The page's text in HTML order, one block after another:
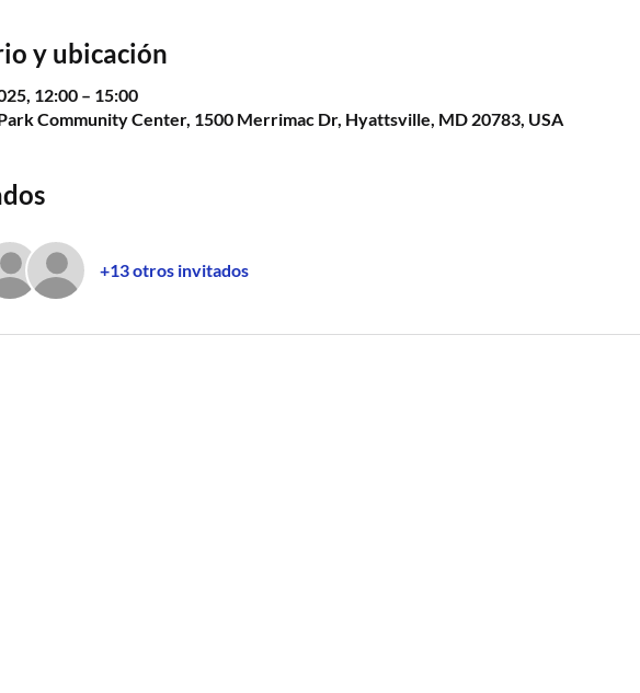
y ubicación
12:00 – 15:00
Community Center, 1500 Merrimac Dr, Hyattsville, MD 20783, USA
+13 otros invitados